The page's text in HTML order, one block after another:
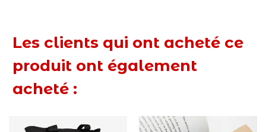
Les clients qui ont acheté ce
produit ont également
acheté :